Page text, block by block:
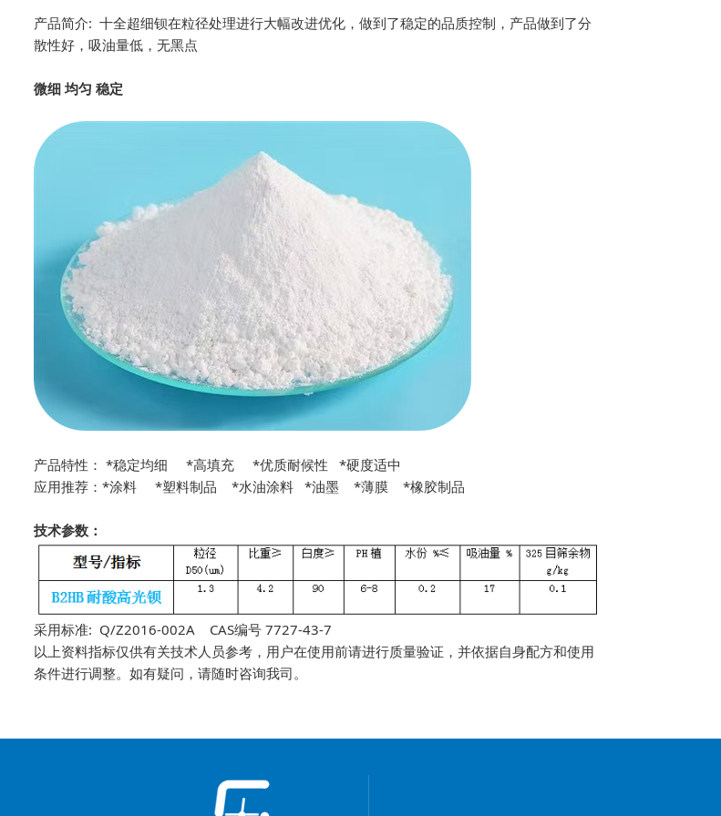
产品简介: 十全超细钡在粒径处理进行大幅改进优化，做到了稳定的品质控制，产品做到了分
散性好，吸油量低，无黑点
微细 均匀 稳定
产品特性： *稳定均细 *高填充 *优质耐候性 *硬度适中
应用推荐：*涂料 *塑料制品 *水油涂料 *油墨 *薄膜 *橡胶制品
技术参数：
采用标准: Q/Z2016-002A CAS编号 7727-43-7
以上资料指标仅供有关技术人员参考，用户在使用前请进行质量验证，并依据自身配方和使用
条件进行调整。如有疑问，请随时咨询我司。